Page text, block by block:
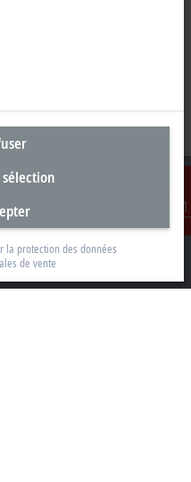
Contact
la protection des données
de vente